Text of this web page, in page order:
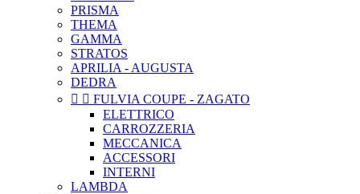
PRISMA
THEMA
GAMMA
STRATOS
APRILIA - AUGUSTA
DEDRA
  FULVIA COUPE - ZAGATO
ELETTRICO
CARROZZERIA
MECCANICA
ACCESSORI
INTERNI
LAMBDA